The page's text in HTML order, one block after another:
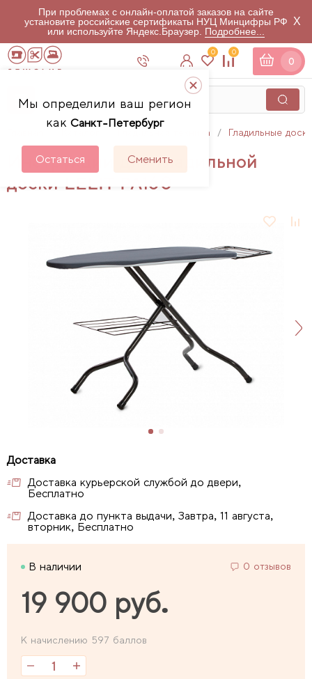
При проблемах с онлайн-оплатой заказов на сайте
установите российские сертификаты НУЦ Минцифры РФ
или используйте Яндекс.Браузер. Подробнее...
X
Мы определили ваш регион
как Санкт-Петербург
Остаться Сменить
0 0
0
Гладильная техника Гладильные доски
Инструкции для гладильной
доски LELIT PA160
Доставка курьерской службой до двери,
Бесплатно
Доставка до пункта выдачи, Завтра, 11 августа,
вторник, Бесплатно
В наличии 0 отзывов
19 900 руб.
К начислению 597 баллов